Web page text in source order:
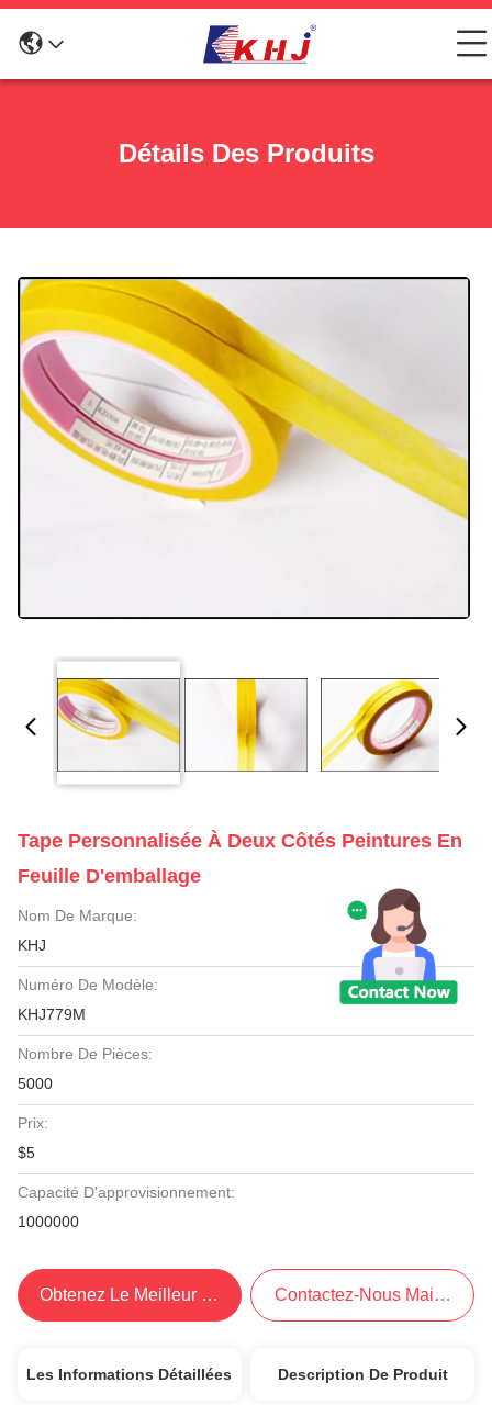
Détails Des Produits
Tape Personnalisée À Deux Côtés Peintures En
Feuille D'emballage
Nom De Marque:
KHJ
Numéro De Modèle:
KHJ779M
Nombre De Pièces:
5000
Prix:
$5
Capacité D'approvisionnement:
1000000
Obtenez Le Meilleur Prix Contactez-Nous Maintenant
Les Informations Détaillées Description De Produit